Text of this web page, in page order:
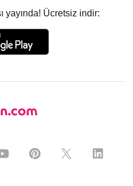
yayında! Ücretsiz indir: